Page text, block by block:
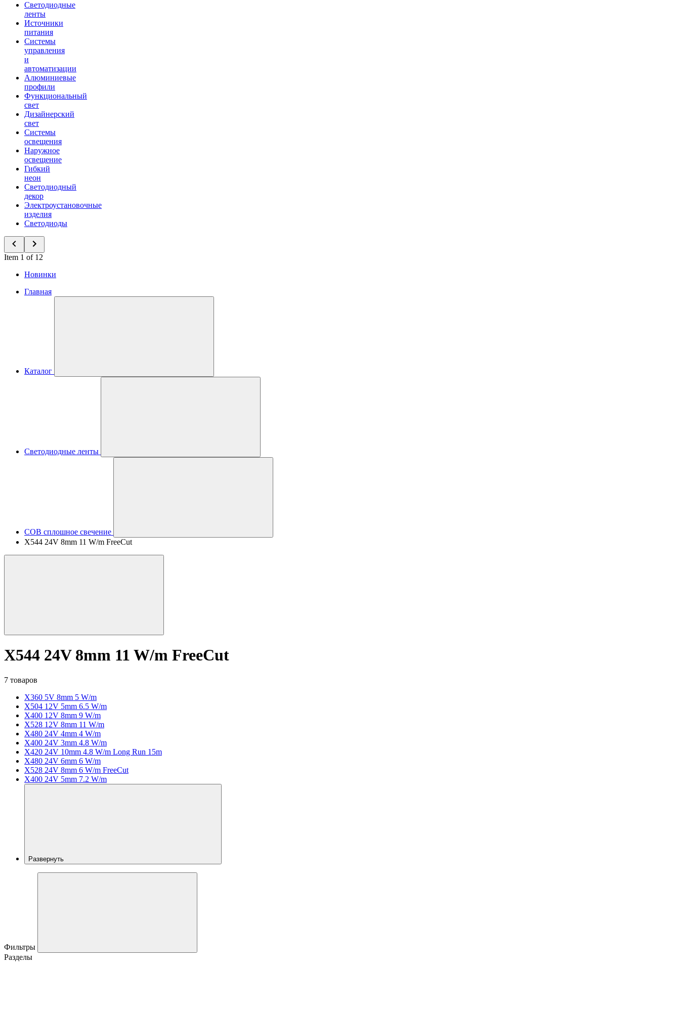
Светодиодные
ленты
Источники
питания
Системы
управления
и
автоматизации
Алюминиевые
профили
Функциональный
свет
Дизайнерский
свет
Системы
освещения
Наружное
освещение
Гибкий
неон
Светодиодный
декор
Электроустановочные
изделия
Светодиоды
Item 1 of 12
Новинки
Главная
Каталог
Светодиодные ленты
COB сплошное свечение
X544 24V 8mm 11 W/m FreeCut
X544 24V 8mm 11 W/m FreeCut
7 товаров
X360 5V 8mm 5 W/m
X504 12V 5mm 6.5 W/m
X400 12V 8mm 9 W/m
X528 12V 8mm 11 W/m
X480 24V 4mm 4 W/m
X400 24V 3mm 4.8 W/m
X420 24V 10mm 4.8 W/m Long Run 15m
X480 24V 6mm 6 W/m
X528 24V 8mm 6 W/m FreeCut
X400 24V 5mm 7.2 W/m
Развернуть
Фильтры
Разделы